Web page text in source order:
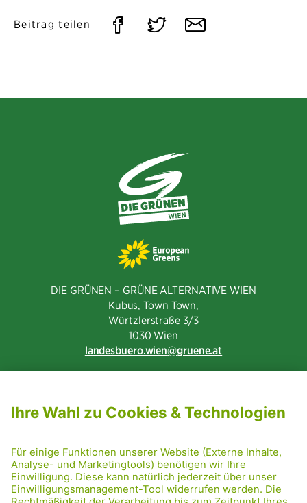
Beitrag teilen
Auf Auf Per
DIE GRÜNEN – GRÜNE ALTERNATIVE WIEN
Kubus, Town Town,
Würtzlerstraße 3/3​
1030 Wien
landesbuero.wien
gruene.at
PRESSE
GRÜNE RADRETTUNG
FRIDAY NIGHTSKATING